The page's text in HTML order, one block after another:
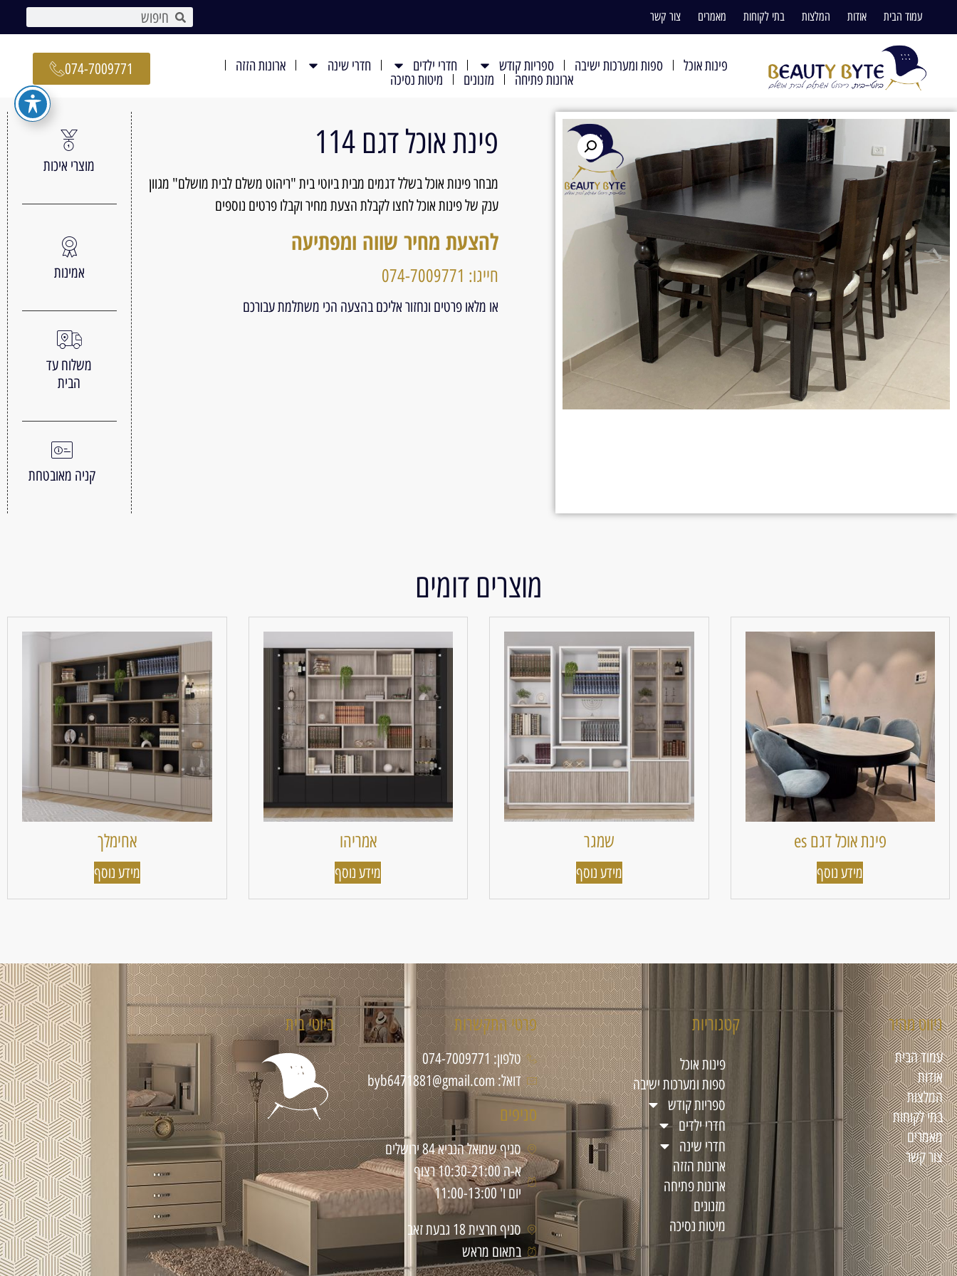
עמוד הבית אודות המלצות בתי לקוחות מאמרים צור קשר
פינות אוכל ספות ומערכות ישיבה ספריות קודש חדרי ילדים חדרי שינה
ארונות הזזה
ארונות פתיחה
מזנונים מיטות נסיכה
074-7009771
פינת אוכל דגם 114
מבחר פינות אוכל בשלל דגמים מבית ביוטי בית "ריהוט משלם לבית מושלם" מגוון
ענק של פינות אוכל לחצו לקבלת הצעת מחיר וקבלו פרטים נוספים
להצעת מחיר שווה ומפתיעה
חייגו: 074-7009771
או מלאו פרטים ונחזור אליכם בהצעה הכי משתלמת עבורכם
מוצרי איכות
אמינות
משלוח עד
הבית
קניה מאובטחת
מוצרים דומים
פינת אוכל דגם es
מידע נוסף
שמגר
מידע נוסף
אמריהו
מידע נוסף
אחימלך
מידע נוסף
ניווט מהיר
עמוד הבית
אודות
המלצות
בתי לקוחות
מאמרים
צור קשר
קטגוריות
פינות אוכל
ספות ומערכות ישיבה
ספריות קודש
חדרי ילדים
חדרי שינה
ארונות הזזה
ארונות פתיחה
מזנונים
מיטות נסיכה
פרטי התקשרות
טלפון: 074-7009771
דואל: byb6471881@gmail.com
סניפים
סניף שמואל הנביא 84 ירושלים
א-ה 10:30-21:00 רצוף
יום ו' 11:00-13:00
סניף חרצית 18 גבעת זאב
בתאום מראש
ביוטי בית